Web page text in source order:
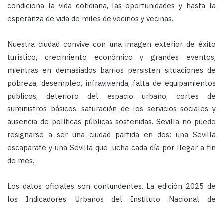
condiciona la vida cotidiana, las oportunidades y hasta la
esperanza de vida de miles de vecinos y vecinas.
Nuestra ciudad convive con una imagen exterior de éxito
turístico, crecimiento económico y grandes eventos,
mientras en demasiados barrios persisten situaciones de
pobreza, desempleo, infravivienda, falta de equipamientos
públicos, deterioro del espacio urbano, cortes de
suministros básicos, saturación de los servicios sociales y
ausencia de políticas públicas sostenidas. Sevilla no puede
resignarse a ser una ciudad partida en dos: una Sevilla
escaparate y una Sevilla que lucha cada día por llegar a fin
de mes.
Los datos oficiales son contundentes. La edición 2025 de
los Indicadores Urbanos del Instituto Nacional de